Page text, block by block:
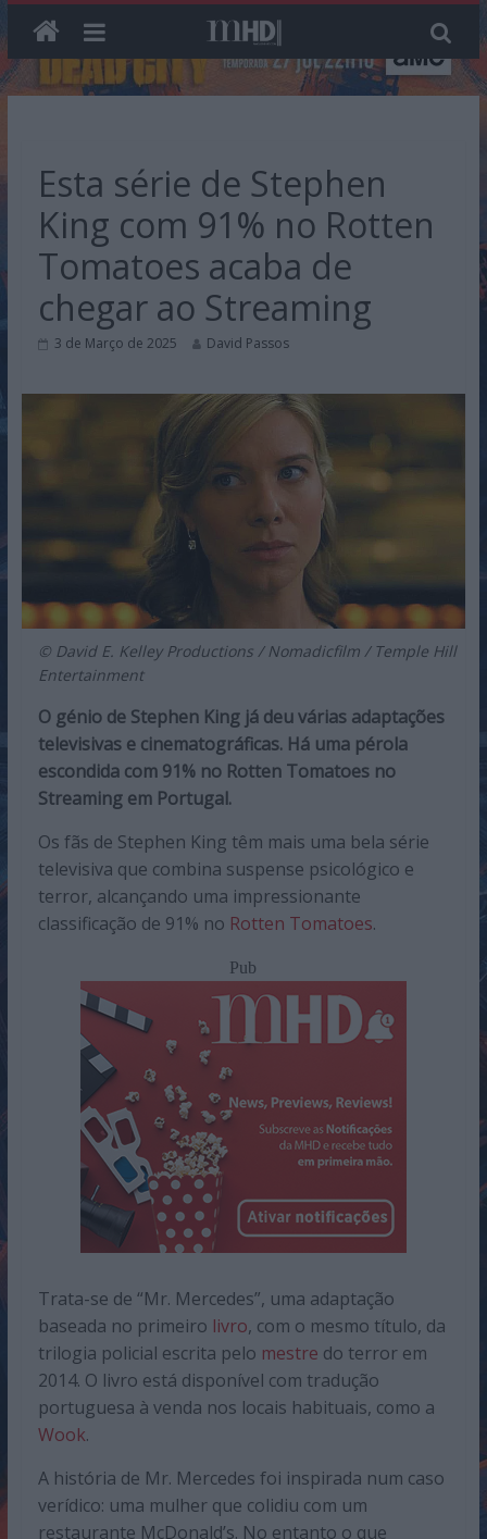
Esta série de Stephen
King com 91% no Rotten
Tomatoes acaba de
chegar ao Streaming
3 de Março de 2025 David Passos
© David E. Kelley Productions / Nomadicfilm / Temple Hill
Entertainment
O génio de Stephen King já deu várias adaptações
televisivas e cinematográficas. Há uma pérola
escondida com 91% no Rotten Tomatoes no
Streaming em Portugal.
Os fãs de Stephen King têm mais uma bela série
televisiva que combina suspense psicológico e
terror, alcançando uma impressionante
classificação de 91% no Rotten Tomatoes.
Pub
Trata-se de “Mr. Mercedes”, uma adaptação
baseada no primeiro livro, com o mesmo título, da
trilogia policial escrita pelo mestre do terror em
2014. O livro está disponível com tradução
portuguesa à venda nos locais habituais, como a
Wook.
A história de Mr. Mercedes foi inspirada num caso
verídico: uma mulher que colidiu com um
restaurante McDonald’s. No entanto o que